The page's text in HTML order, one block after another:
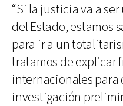
“Si la justicia va a
del Estado, estamos
para ir a un
tratamos de explicar
internacionales para
investigación